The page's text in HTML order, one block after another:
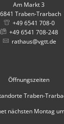
Am Markt 3
Traben-Trarbach
+49 6541 708-0
+49 6541 708-248
rathaus@vgtt.de
Öffnungszeiten
Traben-
Öffnungs- oder
nächsten Montag